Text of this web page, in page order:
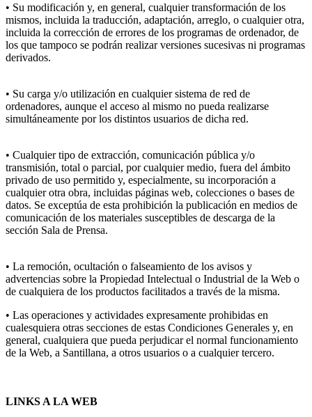
• Su modificación y, en general, cualquier transformación de los
mismos, incluida la traducción, adaptación, arreglo, o cualquier otra,
incluida la corrección de errores de los programas de ordenador, de
los que tampoco se podrán realizar versiones sucesivas ni programas
derivados.
• Su carga y/o utilización en cualquier sistema de red de
ordenadores, aunque el acceso al mismo no pueda realizarse
simultáneamente por los distintos usuarios de dicha red.
• Cualquier tipo de extracción, comunicación pública y/o
transmisión, total o parcial, por cualquier medio, fuera del ámbito
privado de uso permitido y, especialmente, su incorporación a
cualquier otra obra, incluidas páginas web, colecciones o bases de
datos. Se exceptúa de esta prohibición la publicación en medios de
comunicación de los materiales susceptibles de descarga de la
sección Sala de Prensa.
• La remoción, ocultación o falseamiento de los avisos y
advertencias sobre la Propiedad Intelectual o Industrial de la Web o
de cualquiera de los productos facilitados a través de la misma.
• Las operaciones y actividades expresamente prohibidas en
cualesquiera otras secciones de estas Condiciones Generales y, en
general, cualquiera que pueda perjudicar el normal funcionamiento
de la Web, a Santillana, a otros usuarios o a cualquier tercero.
LINKS A LA WEB